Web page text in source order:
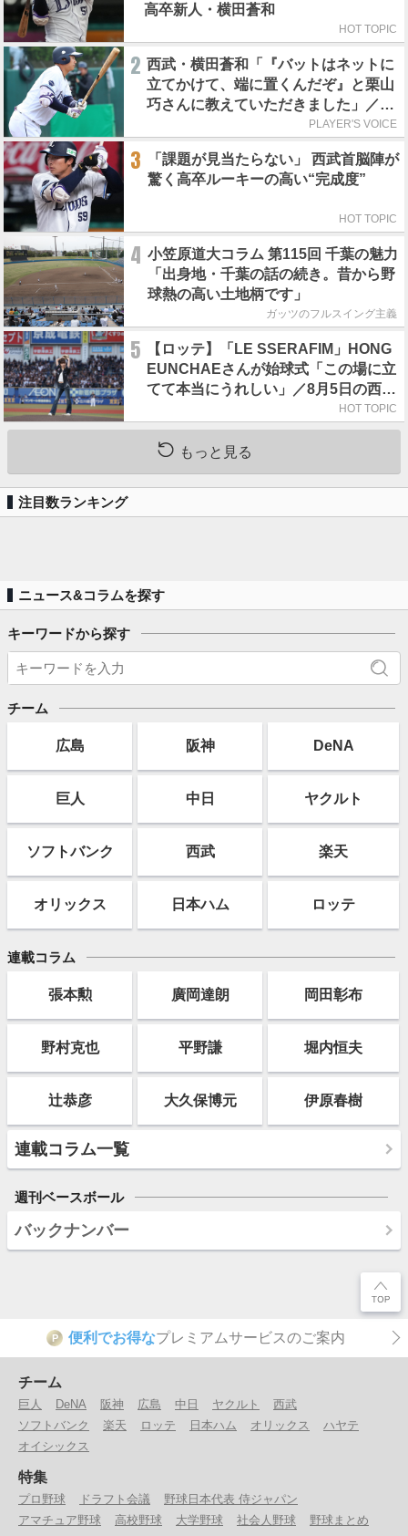
高卒新人・横田蒼和
HOT TOPIC
2 西武・横田蒼和「『バットはネットに
立てかけて、端に置くんだぞ』と栗山
巧さんに教えていただきました」／憧
PLAYER'S VOICE
3
「課題が見当たらない」 西武首脳陣が
驚く高卒ルーキーの高い“完成度”
HOT TOPIC
4 小笠原道大コラム 第115回 千葉の魅力
「出身地・千葉の話の続き。昔から野
球熱の高い土地柄です」
ガッツのフルスイング主義
5
【ロッテ】「LE SSERAFIM」HONG
EUNCHAEさんが始球式「この場に立
てて本当にうれしい」／8月5日の西武
HOT TOPIC
もっと見る
注目数ランキング
ニュース&コラムを探す
キーワードから探す
チーム
広島 阪神 DeNA
巨人 中日 ヤクルト
ソフトバンク 西武 楽天
オリックス 日本ハム ロッテ
連載コラム
張本勲 廣岡達朗 岡田彰布
野村克也 平野謙 堀内恒夫
辻恭彦 大久保博元 伊原春樹
連載コラム一覧
週刊ベースボール
バックナンバー
P 便利でお得なプレミアムサービスのご案内
チーム
巨人 DeNA 阪神 広島 中日 ヤクルト
西武
ソフトバンク
楽天 ロッテ 日本ハム オリックス
ハヤテ
オイシックス
特集
プロ野球 ドラフト会議
野球日本代表 侍ジャパン
アマチュア野球
高校野球 大学野球 社会人野球 野球まとめ